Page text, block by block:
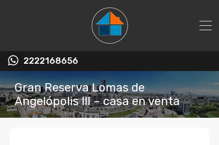
2222168656
Gran Reserva Lomas de
Angelópolis III – casa en venta